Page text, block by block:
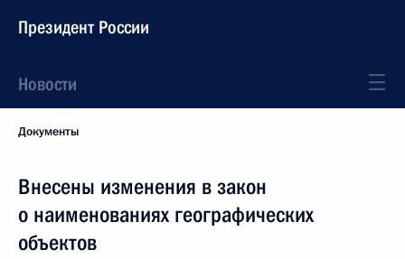
Президент России
Новости
Документы
Внесены изменения в закон
о наименованиях географических
объектов